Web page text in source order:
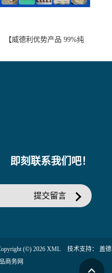
【威德利优势产品 99%纯
即刻联系我们吧！
提交留言
(©) 2026 XML 技术支持： 盖德
商务网